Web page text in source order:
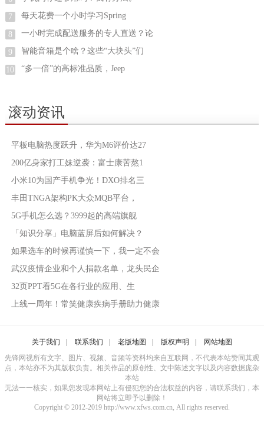
7 每天花费一个小时学习Spring
8 一小时完成配送服务的专人直送？论
9 智能音箱是个啥？这些“大块头”们
10 “多一倍”的高标准品质，Jeep
滚动资讯
平板电脑热度跃升，华为M6评价达27
200亿身家打工妹逆袭：富士康苦熬1
小米10为国产手机争光！DXO排名三
丰田TNGA架构PK大众MQB平台，
5G手机怎么选？3999起的高端旗舰
「知识分享」电脑蓝屏后如何解决？
如果选车的时候再谨慎一下，我一定不会
武汉疫情企业和个人捐款名单，龙头民企
32页PPT看5G在各行业的应用、生
上线一周年！常笑健康疾病手册助力健康
关于我们 联系我们 老版地图 版权声明
网站地图
先锋网视所有文字、图片、视频、音频等资料均来自互联网，不代表本站赞同其观
点，本站亦不为其版权负责。相关作品的原创性、文中陈述文字以及内容数据庞杂
本站
无法一一核实，如果您发现本网站上有侵犯您的合法权益的内容，请联系我们，本
网站将立即予以删除！
Copyright © 2012-2019 http://www.xfws.com.cn, All rights reserved.